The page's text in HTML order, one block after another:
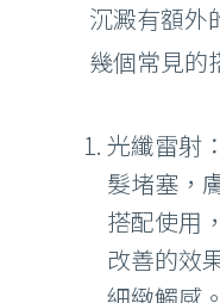
沉澱有額外
幾個常見的
光纖雷射
髮堵塞，
搭配使用
改善的效